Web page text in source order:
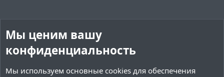
Мы ценим вашу
конфиденциальность
Мы используем основные cookies для обеспечения